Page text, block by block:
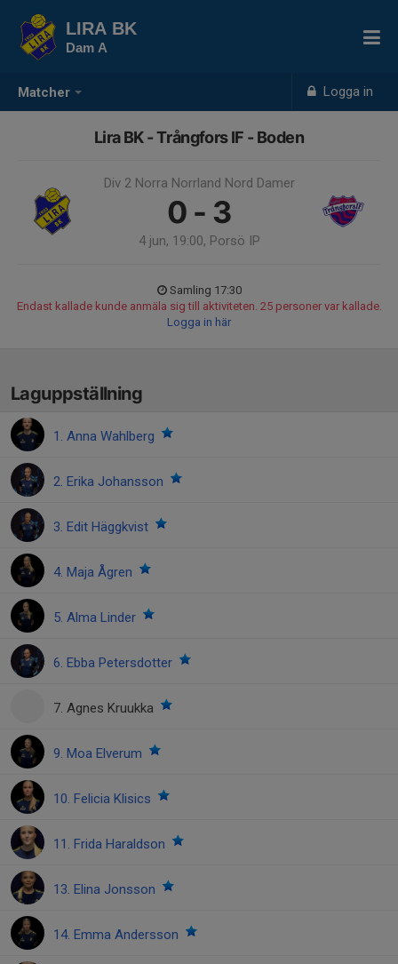
Matcher Logga in
LIRA BK
Dam A
Lira BK - Trångfors IF - Boden
Div 2 Norra Norrland Nord Damer
0 - 3
4 jun, 19:00, Porsö IP
Samling 17:30
Endast kallade kunde anmäla sig till aktiviteten. 25 personer var kallade.
Logga in här
Laguppställning
1. Anna Wahlberg
2. Erika Johansson
3. Edit Häggkvist
4. Maja Ågren
5. Alma Linder
6. Ebba Petersdotter
7. Agnes Kruukka
9. Moa Elverum
10. Felicia Klisics
11. Frida Haraldson
13. Elina Jonsson
14. Emma Andersson